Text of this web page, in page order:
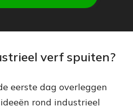
verf spuiten?
eerste dag overleggen
rond industrieel